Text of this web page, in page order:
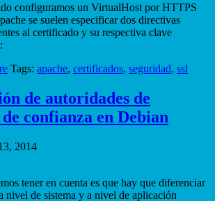
configuramos un VirtualHost por HTTPS
se suelen especificar dos directivas
al certificado y su respectiva clave
Tags: apache, certificados, seguridad, ssl
de autoridades de
confianza en Debian
2014
tener en cuenta es que hay que diferenciar
nivel de sistema y a nivel de aplicación